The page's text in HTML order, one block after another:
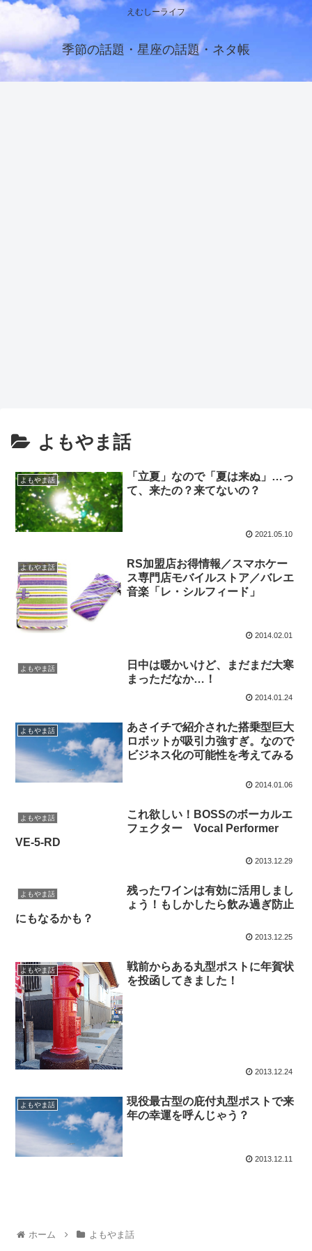
えむしーライフ
季節の話題・星座の話題・ネタ帳
よもやま話
よもやま話
「立夏」なので「夏は来ぬ」…っ
て、来たの？来てないの？
2021.05.10
よもやま話
RS加盟店お得情報／スマホケー
ス専門店モバイルストア／バレエ
音楽「レ・シルフィード」
2014.02.01
よもやま話
日中は暖かいけど、まだまだ大寒
まっただなか…！
2014.01.24
よもやま話
あさイチで紹介された搭乗型巨大
ロボットが吸引力強すぎ。なので
ビジネス化の可能性を考えてみる
2014.01.06
よもやま話
これ欲しい！BOSSのボーカルエ
フェクター Vocal Performer
VE-5-RD
2013.12.29
よもやま話
残ったワインは有効に活用しまし
ょう！もしかしたら飲み過ぎ防止
にもなるかも？
2013.12.25
よもやま話
戦前からある丸型ポストに年賀状
を投函してきました！
2013.12.24
よもやま話
現役最古型の庇付丸型ポストで来
年の幸運を呼んじゃう？
2013.12.11
ホーム よもやま話